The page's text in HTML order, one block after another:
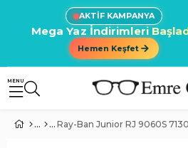
AKTİF KAMPANYA
Mega Yaz İndirimleri
Hemen Keşfet
Ray-Ban Junior RJ 9060S